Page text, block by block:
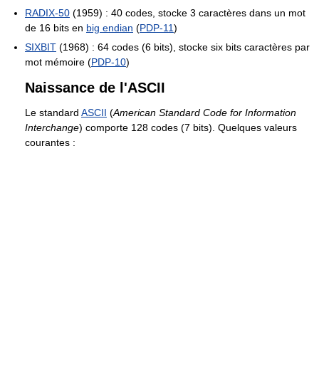
RADIX-50 (1959) : 40 codes, stocke 3 caractères dans un mot
de 16 bits en big endian (PDP-11)
SIXBIT (1968) : 64 codes (6 bits), stocke six bits caractères par
mot mémoire (PDP-10)
Naissance de l'ASCII
Le standard ASCII (American Standard Code for Information
Interchange) comporte 128 codes (7 bits). Quelques valeurs
courantes :